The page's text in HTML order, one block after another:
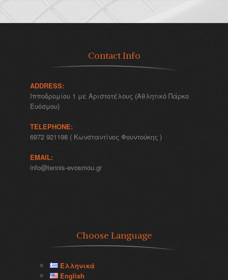
Contact Info
ADDRESS:
Ιπποδρομίου 1 με Αριστοτέλους (Αθλητικό Πάρκο
Ευόσμου)
TELEPHONE:
6972 921198 ( Κωνσταντίνος Φουντούκης )
EMAIL:
info@tennis-evosmou.gr
Choose Language
Ελληνικά
English